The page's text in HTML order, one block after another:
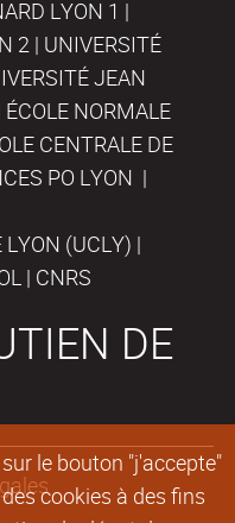
le bouton "j'accepte"
cookies à des fins
LYON 1 |
2 | UNIVERSITÉ
JEAN
NORMALE
CENTRALE DE
PO LYON |
(UCLY) |
| CNRS
DE